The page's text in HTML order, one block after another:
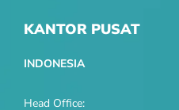
KANTOR PUSAT
INDONESIA
Head Office: